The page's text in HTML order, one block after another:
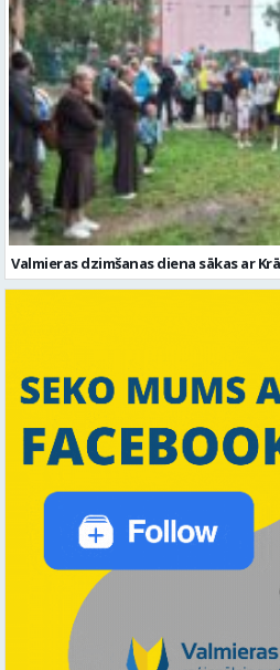
Valmieras dzimšanas diena sākas ar